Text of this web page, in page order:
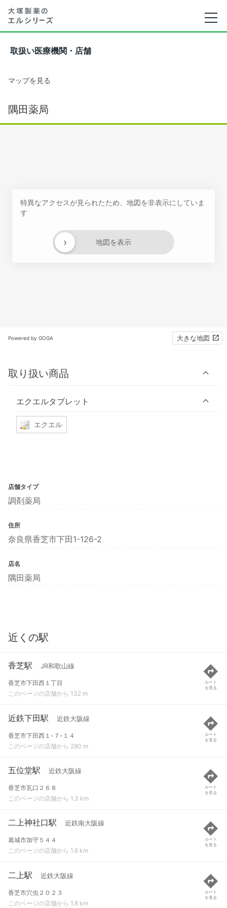
取扱い医療機関・店舗
マップを見る
隅田薬局
特異なアクセスが見られたため、地図を非表示にしていま
す
地図を表示
›
Powered by GOGA 大きな地図
取り扱い商品
エクエルタブレット
エクエル
店舗タイプ
調剤薬局
住所
奈良県香芝市下田1-126-2
店名
隅田薬局
近くの駅
香芝駅 JR和歌山線
香芝市下田西１丁目
このページの店舗から 132 m
ルート
を見る
近鉄下田駅 近鉄大阪線
香芝市下田西１-７-１４
このページの店舗から 280 m
ルート
を見る
五位堂駅 近鉄大阪線
香芝市瓦口２６８
このページの店舗から 1.3 km
ルート
を見る
二上神社口駅 近鉄南大阪線
葛城市加守５４４
このページの店舗から 1.6 km
ルート
を見る
二上駅 近鉄大阪線
香芝市穴虫２０２３
このページの店舗から 1.8 km
ルート
を見る